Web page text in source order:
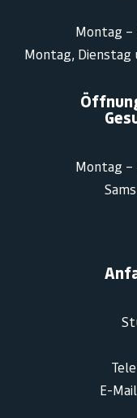
Montag –
Montag, Dienstag
Montag –
E-